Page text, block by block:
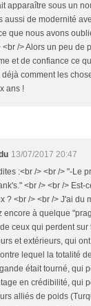
apparaître sous un
aussi de modernité
que nous avons
<br /> Alors un peu de
et de confiance ce
comment les
ans !
13/07/2017 20:47
:<br /> <br /> "-Le
<br /> <br /> Est-
? <br /> <br /> J'ai du
encore à quelque
ceux qui perdent sur
et extérieurs, qui
lequel la totalité
était tourné, qui
en crédibilité, qui
alliés de poids